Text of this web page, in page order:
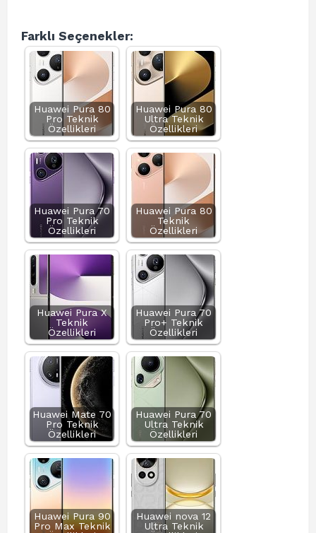
Farklı Seçenekler:
Huawei Pura 80
Pro Teknik
Özellikleri
Huawei Pura 80
Ultra Teknik
Özellikleri
Huawei Pura 70
Pro Teknik
Özellikleri
Huawei Pura 80
Teknik
Özellikleri
Huawei Pura X
Teknik
Özellikleri
Huawei Pura 70
Pro+ Teknik
Özellikleri
Huawei Mate 70
Pro Teknik
Özellikleri
Huawei Pura 70
Ultra Teknik
Özellikleri
Huawei Pura 90
Pro Max Teknik
Huawei nova 12
Ultra Teknik